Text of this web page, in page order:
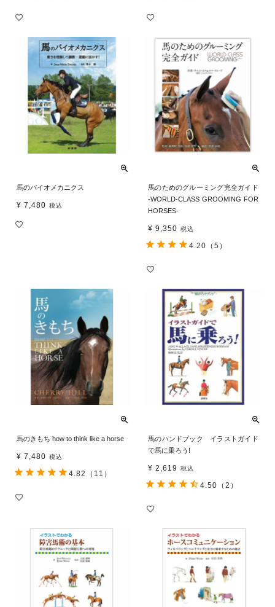
馬のバイオメカニクス
¥ 7,480 税込
馬のためのグルーミング完全ガイド
-WORLD-CLASS GROOMING FOR
HORSES-
¥ 9,350 税込
4.20 （5）
馬のきもち how to think like a horse
¥ 7,480 税込
4.82 （11）
馬のハンドブック イラストガイド
で馬に乗ろう!
¥ 2,619 税込
4.50 （2）